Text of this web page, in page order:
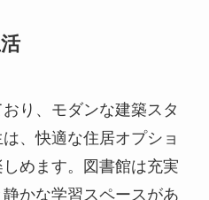
かな学習スペースがあ
動が行われています。
に溢れ、ダイバーシテ
切にしており、多様な
生が協力し合っていま